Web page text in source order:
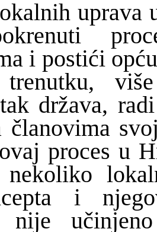
uprava
i postići
država,
članovima
proces u
nekoliko
i
nije